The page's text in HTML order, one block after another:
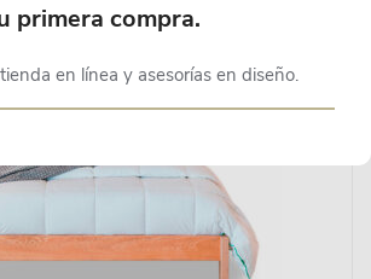
primera compra.
en línea y asesorías en diseño.